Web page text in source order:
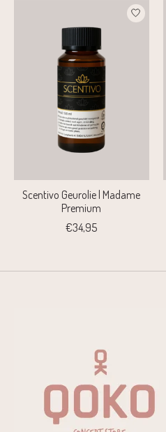
Scentivo Geurolie | Madame
Premium
€34,95